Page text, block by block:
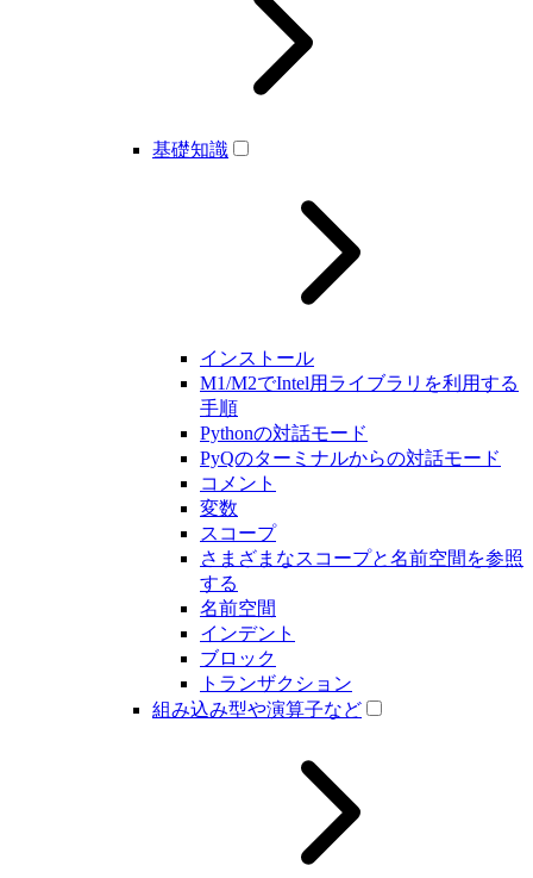
基礎知識
インストール
M1/M2でIntel用ライブラリを利用する
手順
Pythonの対話モード
PyQのターミナルからの対話モード
コメント
変数
スコープ
さまざまなスコープと名前空間を参照
する
名前空間
インデント
ブロック
トランザクション
組み込み型や演算子など